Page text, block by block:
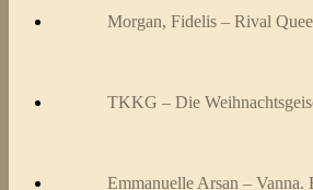
Morgan, Fidelis – Rival
TKKG – Die
Emmanuelle Arsan – Vanna.